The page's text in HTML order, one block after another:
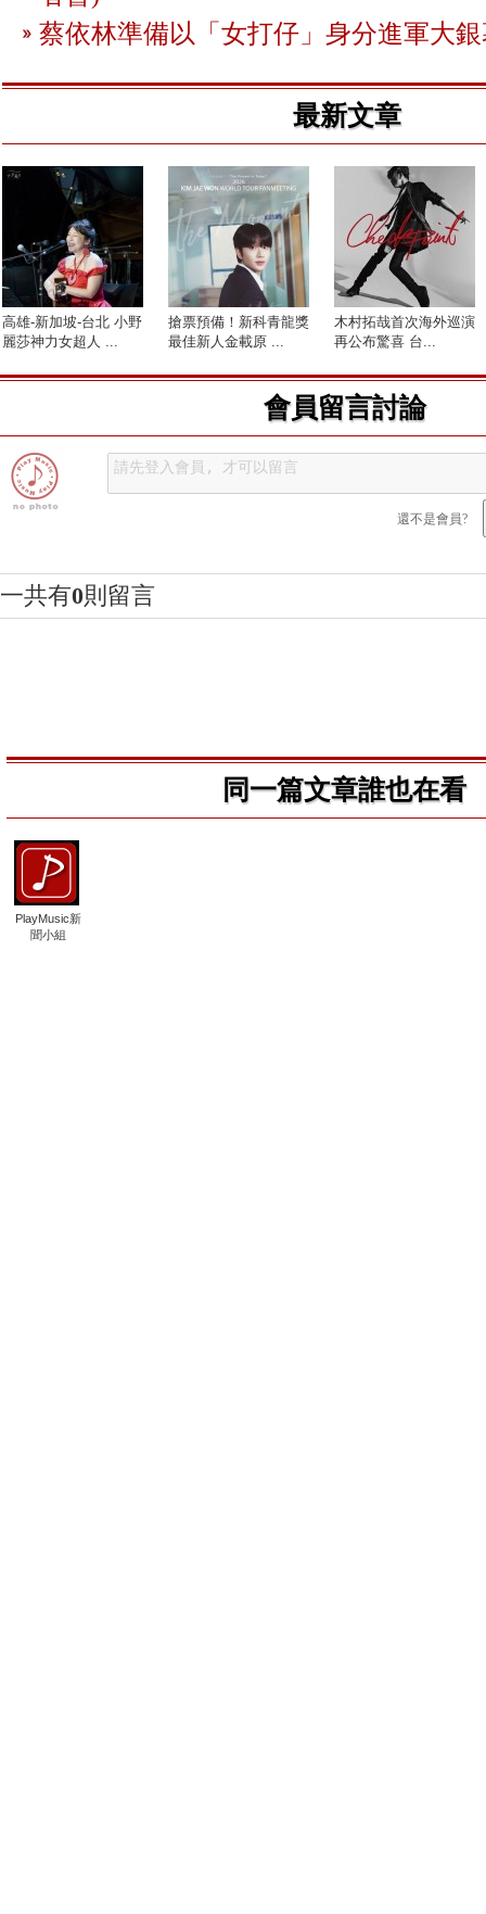
蔡依林準備以「女打仔」身分進軍大
最新文章
高雄-新加坡-台北 小野
麗莎神力女超人 ...
搶票預備！新科青龍獎
最佳新人金載原 ...
木村拓哉首次海外巡演
再公布驚喜 台...
會員留言討論
還不是會員?
一共有0則留言
同一篇文章誰也在看
PlayMusic新
聞小組